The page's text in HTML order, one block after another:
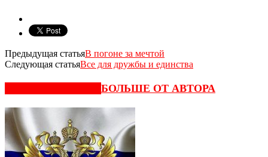
Предыдущая статьяВ погоне за мечтой
Следующая статьяВсе для дружбы и единства
БОЛЬШЕ ОТ АВТОРА